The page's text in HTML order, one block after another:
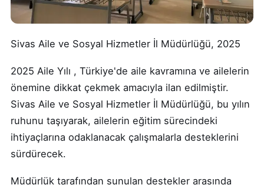
Sivas Aile ve Sosyal Hizmetler İl Müdürlüğü, 2025
2025 Aile Yılı , Türkiye'de aile kavramına ve ailelerin
önemine dikkat çekmek amacıyla ilan edilmiştir.
Sivas Aile ve Sosyal Hizmetler İl Müdürlüğü, bu yılın
ruhunu taşıyarak, ailelerin eğitim sürecindeki
ihtiyaçlarına odaklanacak çalışmalarla desteklerini
sürdürecek.
Müdürlük tarafından sunulan destekler arasında